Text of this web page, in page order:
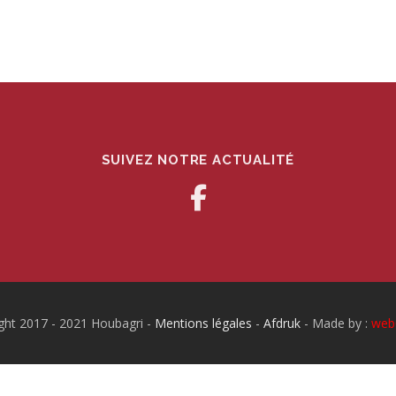
SUIVEZ NOTRE ACTUALITÉ
2017 - 2021 Houbagri - Mentions légales - Afdruk- Made by :